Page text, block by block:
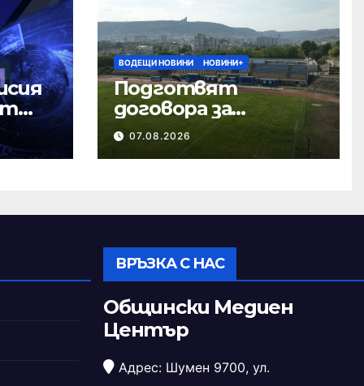
ВОДЕЩИ НОВИНИ НОВИНИ+
Подготвят
договора за
ремонта на
стадион „Панайот
07.08.2026
ВРЪЗКА С НАС
Общински Медиен
Център
Адрес: Шумен 9700, ул.